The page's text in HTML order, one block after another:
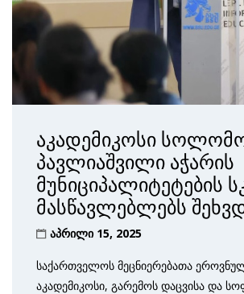
აკადემიკოსი
პავლიაშვილი აჭარის
მუნიციპალიტეტების
მასწავლებლებს
აპრილი 15, 2025
საქართველოს მეცნიერებათა
აკადემიკოსი, გარემოს დაცვისა და